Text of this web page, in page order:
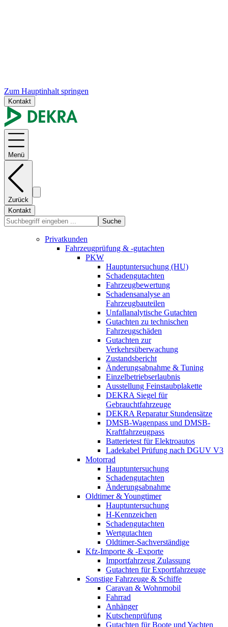
Zum Hauptinhalt springen
Kontakt
Menü
Zurück
Kontakt
Suche
Privatkunden
Fahrzeugprüfung & -gutachten
PKW
Hauptuntersuchung (HU)
Schadengutachten
Fahrzeugbewertung
Schadensanalyse an
Fahrzeugbauteilen
Unfallanalytische Gutachten
Gutachten zu technischen
Fahrzeugschäden
Gutachten zur
Verkehrsüberwachung
Zustandsbericht
Änderungsabnahme & Tuning
Einzelbetriebserlaubnis
Ausstellung Feinstaubplakette
DEKRA Siegel für
Gebrauchtfahrzeuge
DEKRA Reparatur Stundensätze
DMSB-Wagenpass und DMSB-
Kraftfahrzeugpass
Batterietest für Elektroautos
Ladekabel Prüfung nach DGUV V3
Motorrad
Hauptuntersuchung
Schadengutachten
Änderungsabnahme
Oldtimer & Youngtimer
Hauptuntersuchung
H-Kennzeichen
Schadengutachten
Wertgutachten
Oldtimer-Sachverständige
Kfz-Importe & -Exporte
Importfahrzeug Zulassung
Gutachten für Exportfahrzeuge
Sonstige Fahrzeuge & Schiffe
Caravan & Wohnmobil
Fahrrad
Anhänger
Kutschenprüfung
Gutachten für Boote und Yachten